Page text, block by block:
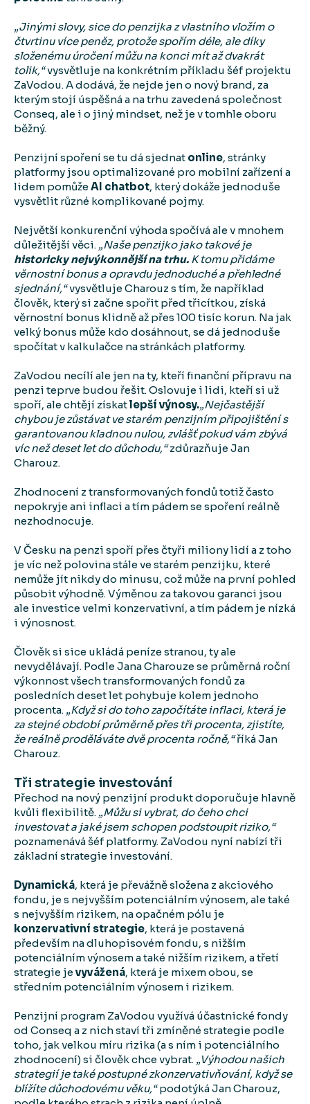
„Jinými slovy, sice do penzijka z vlastního vložím o
čtvrtinu více peněz, protože spořím déle, ale díky
složenému úročení můžu na konci mít až dvakrát
tolik,“vysvětluje na konkrétním příkladu šéf projektu
ZaVodou. A dodává, že nejde jen o nový brand, za
kterým stojí úspěšná a na trhu zavedená společnost
Conseq, ale i o jiný mindset, než je v tomhle oboru
běžný.
Penzijní spoření se tu dá sjednat online, stránky
platformy jsou optimalizované pro mobilní zařízení a
lidem pomůžeAI chatbot, který dokáže jednoduše
vysvětlit různé komplikované pojmy.
Největší konkurenční výhoda spočívá ale v mnohem
důležitější věci. „Naše penzijko jako takové je
historicky nejvýkonnější na trhu. K tomu přidáme
věrnostní bonus a opravdu jednoduché a přehledné
sjednání,“vysvětluje Charouz s tím, že například
člověk, který si začne spořit před třicítkou, získá
věrnostní bonus klidně až přes 100 tisíc korun. Na jak
velký bonus může kdo dosáhnout, se dá jednoduše
spočítat v kalkulačce na stránkách platformy.
ZaVodou necílí ale jen na ty, kteří finanční přípravu na
penzi teprve budou řešit. Oslovuje i lidi, kteří si už
spoří, ale chtějí získatlepší výnosy.„Nejčastější
chybou je zůstávat ve starém penzijním připojištění s
garantovanou kladnou nulou, zvlášť pokud vám zbývá
víc než deset let do důchodu,“zdůrazňuje Jan
Charouz.
Zhodnocení z transformovaných fondů totiž často
nepokryje ani inflaci a tím pádem se spoření reálně
nezhodnocuje.
V Česku na penzi spoří přes čtyři miliony lidí a z toho
je víc než polovina stále ve starém penzijku, které
nemůže jít nikdy do minusu, což může na první pohled
působit výhodně. Výměnou za takovou garanci jsou
ale investice velmi konzervativní, a tím pádem je nízká
i výnosnost.
Člověk si sice ukládá peníze stranou, ty ale
nevydělávají. Podle Jana Charouze se průměrná roční
výkonnost všech transformovaných fondů za
posledních deset let pohybuje kolem jednoho
procenta. „Když si do toho započítáte inflaci, která je
za stejné období průměrně přes tři procenta, zjistíte,
že reálně proděláváte dvě procenta ročně,“říká Jan
Charouz.
Tři strategie investování
Přechod na nový penzijní produkt doporučuje hlavně
kvůli flexibilitě. „Můžu si vybrat, do čeho chci
investovat a jaké jsem schopen podstoupit riziko,“
poznamenává šéf platformy. ZaVodou nyní nabízí tři
základní strategie investování.
Dynamická, která je převážně složena z akciového
fondu, je s nejvyšším potenciálním výnosem, ale také
s nejvyšším rizikem, na opačném pólu je
konzervativní strategie, která je postavená
především na dluhopisovém fondu, s nižším
potenciálním výnosem a také nižším rizikem, a třetí
strategie jevyvážená, která je mixem obou, se
středním potenciálním výnosem i rizikem.
Penzijní program ZaVodou využívá účastnické fondy
od Conseq a z nich staví tři zmíněné strategie podle
toho, jak velkou míru rizika (a s ním i potenciálního
zhodnocení) si člověk chce vybrat. „Výhodou našich
strategií je také postupné zkonzervativňování, když se
blížíte důchodovému věku,“podotýká Jan Charouz,